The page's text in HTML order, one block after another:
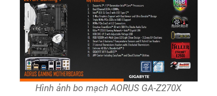
Hình ảnh bo mạch AORUS GA-Z270X